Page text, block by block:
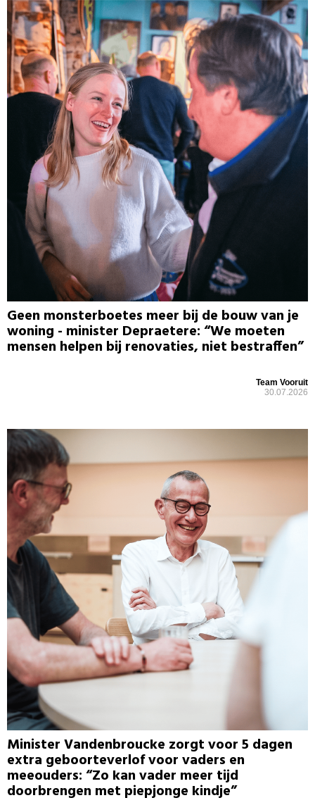
Geen monsterboetes meer bij de bouw van je
woning - minister Depraetere: “We moeten
mensen helpen bij renovaties, niet bestraffen”
Team Vooruit
30.07.2026
Minister Vandenbroucke zorgt voor 5 dagen
extra geboorteverlof voor vaders en
meeouders: “Zo kan vader meer tijd
doorbrengen met piepjonge kindje”